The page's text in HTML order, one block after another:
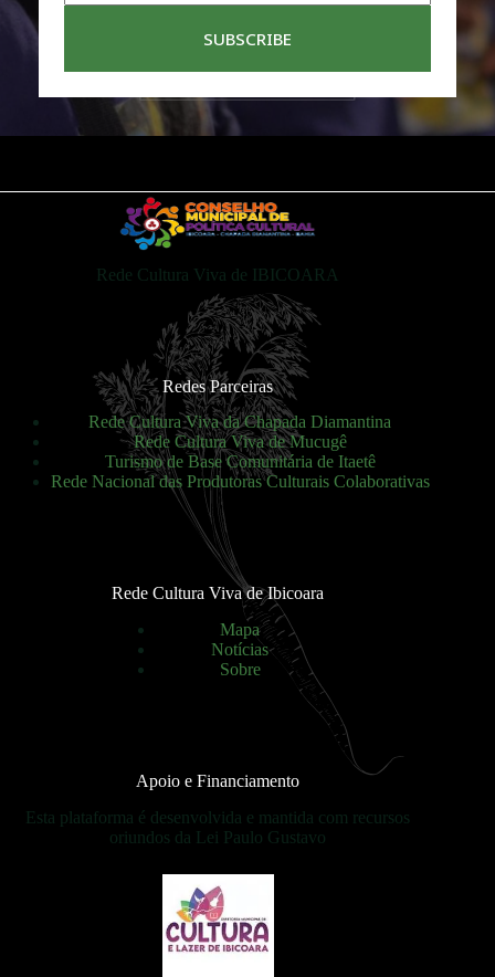
SUBSCRIBE
Rede Cultura Viva de IBICOARA
Redes Parceiras
Rede Cultura Viva da Chapada Diamantina
Rede Cultura Viva de Mucugê
Turismo de Base Comunitária de Itaetê
Rede Nacional das Produtoras Culturais Colaborativas
Rede Cultura Viva de Ibicoara
Mapa
Notícias
Sobre
Apoio e Financiamento
Esta plataforma é desenvolvida e mantida com recursos
oriundos da Lei Paulo Gustavo